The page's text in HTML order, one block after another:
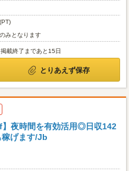
みとなります
掲載終了まであと15日
とりあえず保存
】夜時間を有効活用◎日収142
げます/Jb